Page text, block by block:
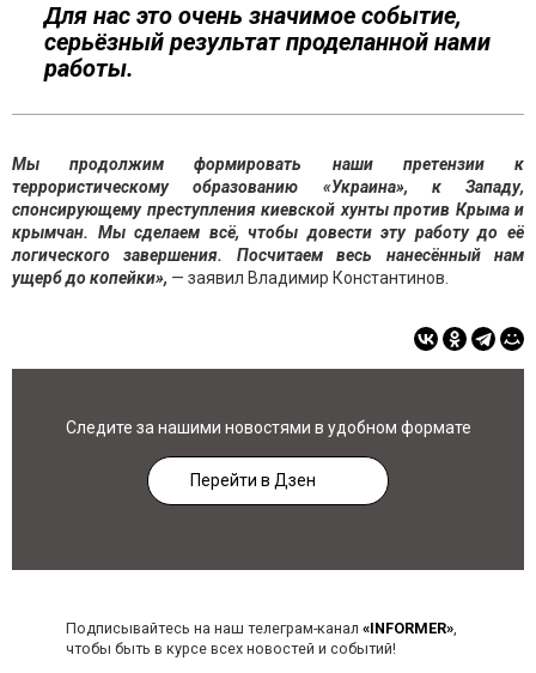
Для нас это очень значимое событие,
серьёзный результат проделанной нами
работы.
Мы продолжим формировать наши претензии к
террористическому образованию «Украина», к Западу,
спонсирующему преступления киевской хунты против Крыма и
крымчан. Мы сделаем всё, чтобы довести эту работу до её
логического завершения. Посчитаем весь нанесённый нам
ущерб до копейки», — заявил Владимир Константинов.
Следите за нашими новостями в удобном формате
Перейти в Дзен
Подписывайтесь на наш телеграм-канал «INFORMER»,
чтобы быть в курсе всех новостей и событий!